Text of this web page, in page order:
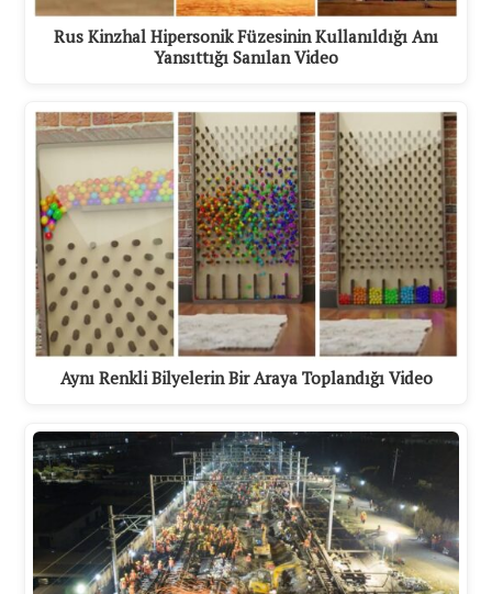
Rus Kinzhal Hipersonik Füzesinin Kullanıldığı Anı
Yansıttığı Sanılan Video
Aynı Renkli Bilyelerin Bir Araya Toplandığı Video